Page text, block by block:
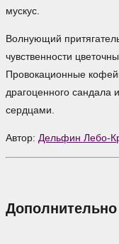
мускус.
Волнующий
чувственности
Провокационные
драгоценного сандала
сердцами.
Автор: Дельфин Лебо-
Дополнительно